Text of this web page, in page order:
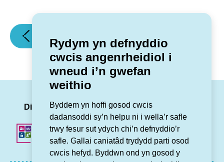
Rydym yn defnyddio
cwcis angenrheidiol i
wneud i’n gwefan
weithio
Byddem yn hoffi gosod cwcis
dadansoddi sy’n helpu ni i wella’r safle
trwy fesur sut ydych chi’n defnyddio’r
safle. Gallai caniatâd trydydd parti osod
cwcis hefyd. Byddwn ond yn gosod y
(Agoriad
swyddogol
£12.2
cynllun
tai
beics
newydd,
cyffrous
yn
Ninbych!)
Dilynwch ni LinkedIn
Facebook
Twitter